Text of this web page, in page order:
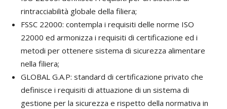
rintracciabilità globale della filiera;
FSSC 22000: contempla i requisiti delle norme ISO
22000 ed armonizza i requisiti di certificazione ed i
metodi per ottenere sistema di sicurezza alimentare
nella filiera;
GLOBAL G.A.P: standard di certificazione privato che
definisce i requisiti di attuazione di un sistema di
gestione per la sicurezza e rispetto della normativa in